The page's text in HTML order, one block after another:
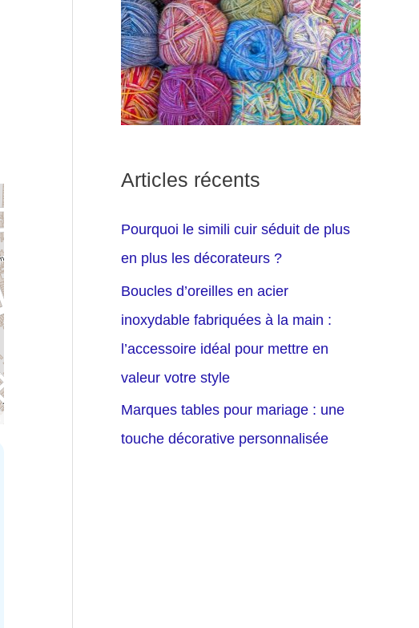
Articles récents
Pourquoi le simili cuir séduit de plus
en plus les décorateurs ?
Boucles d’oreilles en acier
inoxydable fabriquées à la main :
l’accessoire idéal pour mettre en
valeur votre style
Marques tables pour mariage : une
touche décorative personnalisée